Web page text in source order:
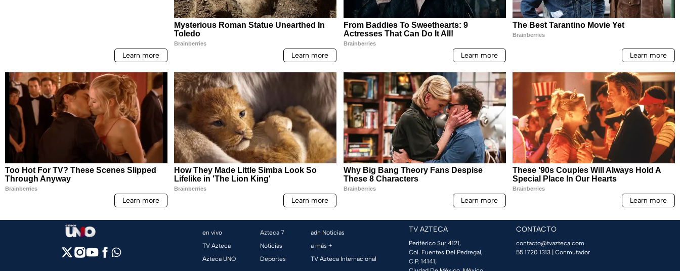
en vivo
TV Azteca
Azteca UNO
Azteca 7
Noticias
Deportes
adn Noticias
a más +
TV Azteca Internacional
TV AZTECA
Periférico Sur 4121,
Col. Fuentes Del Pedregal,
C.P. 14141,
CONTACTO
contacto@tvazteca.com
55 1720 1313 | Conmutador